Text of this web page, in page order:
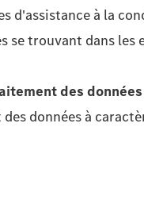
d'assistance à la
se trouvant dans
des
données à